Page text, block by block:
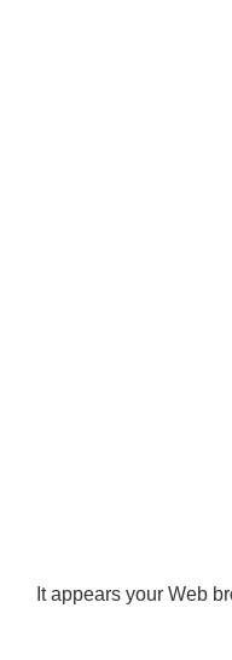
It appears your Web